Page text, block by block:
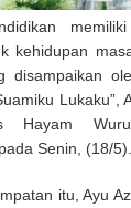
kehidupan
disampaikan
Lukaku”,
Hayam
Senin, (18/5).
itu, Ayu